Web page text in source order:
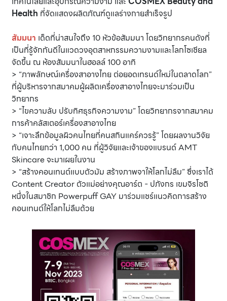
Health ที่จัดแสดงผลิตภัณฑ์ดูแลร่างกายสำเร็จรูป
สัมมนา เด็ดที่น่าสนใจถึง 10 หัวข้อสัมมนา โดยวิทยากรคนดังที่
เป็นที่รู้จักกันดีในแวดวงอุตสาหกรรมความงามและโลกโซเชียล
จัดขึ้น ณ ห้องสัมมนาในฮอลล์ 100 อาทิ
> “ภาพลักษณ์เครื่องสาอางไทย ต่อยอดเทรนด์ใหม่ในตลาดโลก”
ที่ผู้บริหารจากสมาคมผู้ผลิตเครื่องสาอางไทยจะมาร่วมเป็น
วิทยากร
> “ไขความลับ ปรับทิศธุรกิจความงาม” โดยวิทยากรจากสมาคม
การค้าคลัสเตอร์เครื่องสาอางไทย
> “เจาะลึกข้อมูลผิวคนไทยที่คนสกินแคร์ควรรู้” โดยผลงานวิจัย
กับคนไทยกว่า 1,000 คน ที่ผู้วิจัยและเจ้าของแบรนด์ AMT
Skincare จะมาเผยในงาน
> “สร้างคอนเทนต์แบบตัวมัม สร้างภาพจาให้โลกไม่ลืม” ซึ่งเราได้
Content Creator ตัวแม่อย่างคุณอาร์ต - ปภังกร เขมจิรโชติ
หนึ่งในสมาชิก Powerpuff GAY มาร่วมแชร์แนวคิดการสร้าง
คอนเทนต์ให้โลกไม่ลืมด้วย